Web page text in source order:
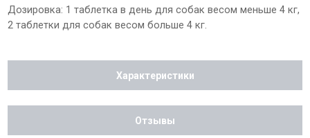
Дозировка: 1 таблетка в день для собак весом меньше 4 кг,
2 таблетки для собак весом больше 4 кг.
Характеристики
Отзывы